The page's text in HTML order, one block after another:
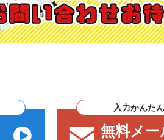
入力かんた
無料メー